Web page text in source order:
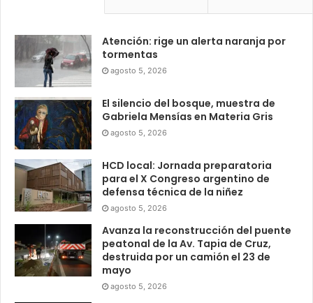
Atención: rige un alerta naranja por
tormentas
agosto 5, 2026
El silencio del bosque, muestra de
Gabriela Mensías en Materia Gris
agosto 5, 2026
HCD local: Jornada preparatoria
para el X Congreso argentino de
defensa técnica de la niñez
agosto 5, 2026
Avanza la reconstrucción del puente
peatonal de la Av. Tapia de Cruz,
destruida por un camión el 23 de
mayo
agosto 5, 2026